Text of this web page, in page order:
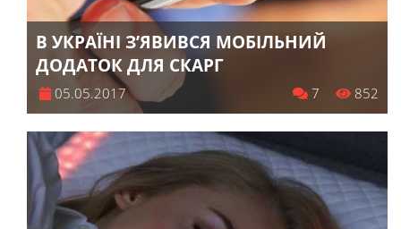
В УКРАЇНІ З’ЯВИВСЯ МОБІЛЬНИЙ
ДОДАТОК ДЛЯ СКАРГ
05.05.2017 852
7